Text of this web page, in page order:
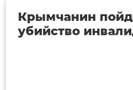
Крымчанин
убийство